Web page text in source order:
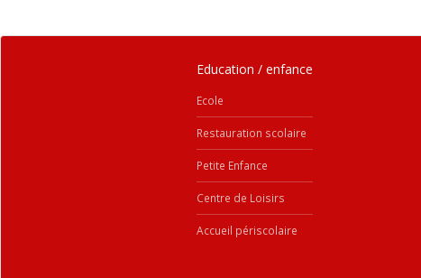
Education / enfance
Ecole
Restauration scolaire
Petite Enfance
Centre de Loisirs
Accueil périscolaire